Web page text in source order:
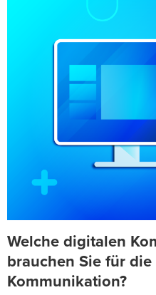
Welche digitalen
brauchen Sie für
Kommunikation?